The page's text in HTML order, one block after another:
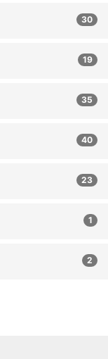
30
19
35
40
23
1
2